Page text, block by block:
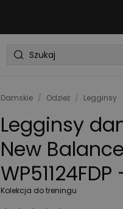
Damskie / Odzież / Legginsy
Legginsy
New
Kolekcja do treningu